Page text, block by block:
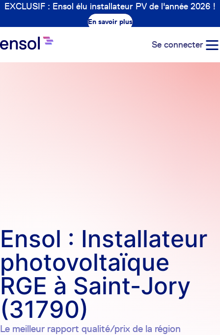
EXCLUSIF : Ensol élu installateur PV de l'année 2026 !
En savoir plus
Se connecter
Ensol : Installateur
photovoltaïque
RGE à Saint-Jory
(31790)
Le meilleur rapport qualité/prix de la région